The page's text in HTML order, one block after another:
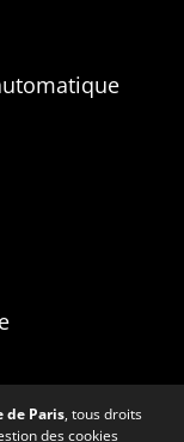
de Paris, tous droits
des cookies